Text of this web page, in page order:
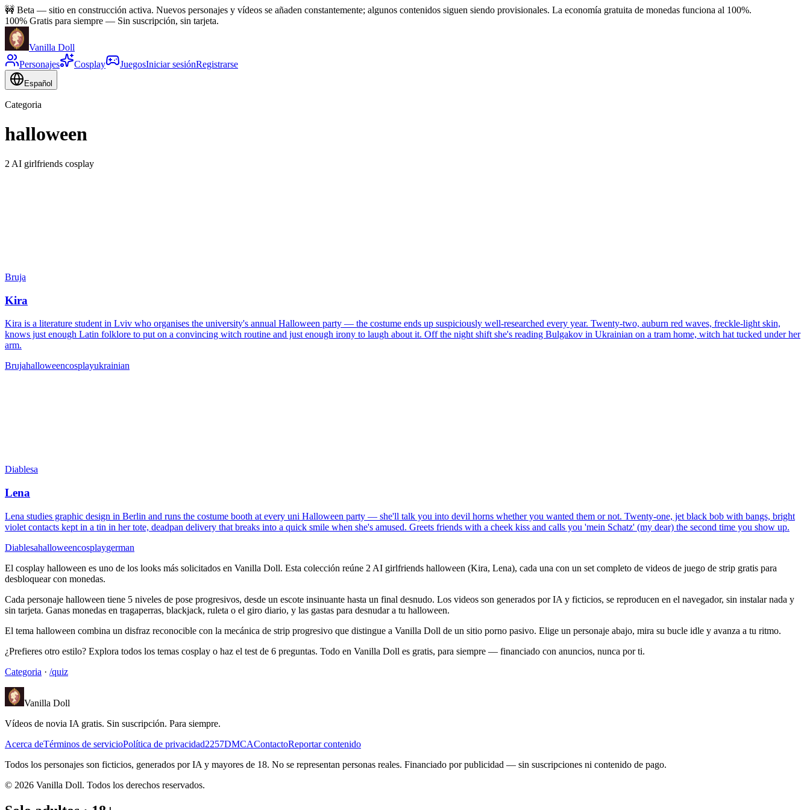
🚧 Beta — sitio en construcción activa. Nuevos personajes y vídeos se añaden constantemente; algunos contenidos siguen siendo provisionales. La economía gratuita de monedas funciona al 100%.
100% Gratis para siempre — Sin suscripción, sin tarjeta.
Vanilla Doll
Personajes
Cosplay JuegosIniciar sesiónRegistrarse
Español
Categoria
halloween
2 AI girlfriends cosplay
Bruja
Kira
Kira is a literature student in Lviv who organises the university's annual Halloween party — the costume ends up suspiciously well-researched every year. Twenty-two, auburn red waves, freckle-light skin,
knows just enough Latin folklore to put on a convincing witch routine and just enough irony to laugh about it. Off the night shift she's reading Bulgakov in Ukrainian on a tram home, witch hat tucked under her
arm.
Brujahalloweencosplayukrainian
Diablesa
Lena
Lena studies graphic design in Berlin and runs the costume booth at every uni Halloween party — she'll talk you into devil horns whether you wanted them or not. Twenty-one, jet black bob with bangs, bright
violet contacts kept in a tin in her tote, deadpan delivery that breaks into a quick smile when she's amused. Greets friends with a cheek kiss and calls you 'mein Schatz' (my dear) the second time you show up.
Diablesahalloweencosplaygerman
El cosplay halloween es uno de los looks más solicitados en Vanilla Doll. Esta colección reúne 2 AI girlfriends halloween (Kira, Lena), cada una con un set completo de videos de juego de strip gratis para
desbloquear con monedas.
Cada personaje halloween tiene 5 niveles de pose progresivos, desde un escote insinuante hasta un final desnudo. Los videos son generados por IA y ficticios, se reproducen en el navegador, sin instalar nada y
sin tarjeta. Ganas monedas en tragaperras, blackjack, ruleta o el giro diario, y las gastas para desnudar a tu halloween.
El tema halloween combina un disfraz reconocible con la mecánica de strip progresivo que distingue a Vanilla Doll de un sitio porno pasivo. Elige un personaje abajo, mira su bucle idle y avanza a tu ritmo.
¿Prefieres otro estilo? Explora todos los temas cosplay o haz el test de 6 preguntas. Todo en Vanilla Doll es gratis, para siempre — financiado con anuncios, nunca por ti.
Categoria · /quiz
Vanilla Doll
Vídeos de novia IA gratis. Sin suscripción. Para siempre.
Acerca deTérminos de servicioPolítica de privacidad2257DMCAContactoReportar contenido
Todos los personajes son ficticios, generados por IA y mayores de 18. No se representan personas reales. Financiado por publicidad — sin suscripciones ni contenido de pago.
© 2026 Vanilla Doll. Todos los derechos reservados.